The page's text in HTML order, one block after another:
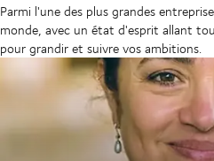
Parmi l'une des plus grandes
monde, avec un état d'esprit allant
pour grandir et suivre vos ambitions.